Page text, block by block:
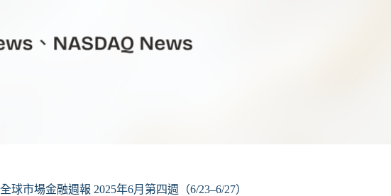
全球市場金融週報 2025年6月第四週（6/23–6/27）